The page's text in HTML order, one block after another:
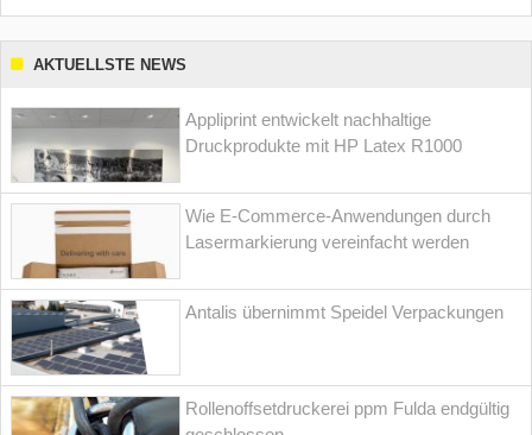
AKTUELLSTE NEWS
Appliprint entwickelt nachhaltige
Druckprodukte mit HP Latex R1000
Wie E-Commerce-Anwendungen durch
Lasermarkierung vereinfacht werden
Antalis übernimmt Speidel Verpackungen
Rollenoffsetdruckerei ppm Fulda endgültig